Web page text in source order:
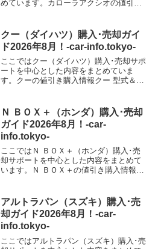
めています。カローラアクシオの値引き
（H24）】DAA-NKE165【2013年式（H...
クー（ダイハツ）購入･売却ガイ
ド2026年8月！-car-info.tokyo-
ここではクー（ダイハツ）購入･売却サポ
ートを中心とした内容をまとめていま
す。クーの値引き購入情報クー 型式＆年
Ｎ ＢＯＸ＋（ホンダ）購入･売却
ガイド2026年8月！-car-
info.tokyo-
ここではＮ ＢＯＸ＋（ホンダ）購入･売
却サポートを中心とした内容をまとめて
います。Ｎ ＢＯＸ＋の値引き購入情報Ｎ
JF1【2016年式（H28）】
アルトラパン（スズキ）購入･売
却ガイド2026年8月！-car-
info.tokyo-
ここではアルトラパン（スズキ）購入･売